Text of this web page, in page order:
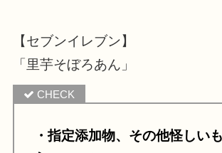
【セブンイレブン】
「里芋そぼろあん」
・指定添加物、その他怪しい